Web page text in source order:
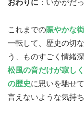
おわりに ：いかがだ
これまでの賑やかな
一転して、歴史の切
う、ものすごく情緒
松風の音だけが寂し
の歴史に思いを馳せ
言えないような気持